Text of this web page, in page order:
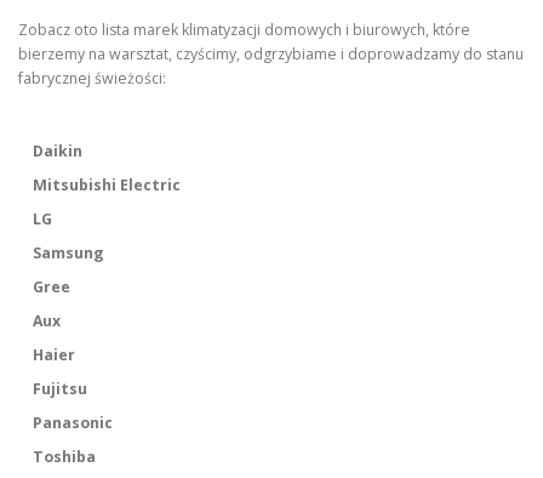
Zobacz oto lista marek klimatyzacji domowych i biurowych, które
bierzemy na warsztat, czyścimy, odgrzybiame i doprowadzamy do stanu
fabrycznej świeżości:
Daikin
Mitsubishi Electric
LG
Samsung
Gree
Aux
Haier
Fujitsu
Panasonic
Toshiba